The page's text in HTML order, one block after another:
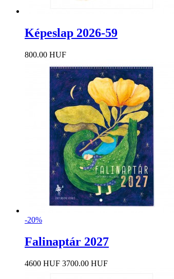
Képeslap 2026-59
800.00 HUF
-20%
Falinaptár 2027
4600 HUF 3700.00 HUF